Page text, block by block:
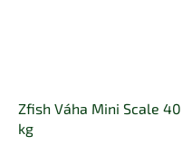
Zfish Váha Mini Scale 40
kg